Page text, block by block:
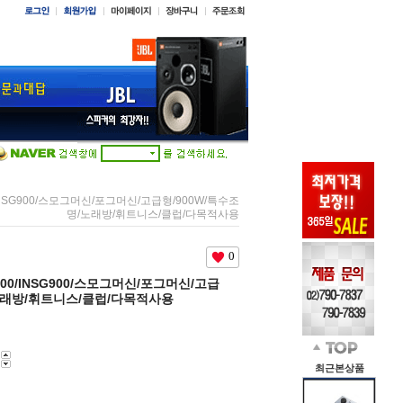
최근본상품
스모그머신/포그머신/고급형/900W/특수조
명/노래방/휘트니스/클럽/다목적사용
0
INSG900/스모그머신/포그머신/고급
방/휘트니스/클럽/다목적사용